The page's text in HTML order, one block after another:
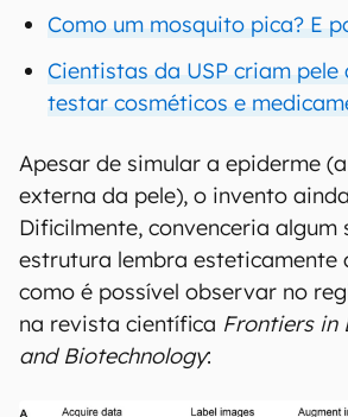
Como um mosquito pica? E
Cientistas da USP criam
testar cosméticos e
Apesar de simular a epiderme
externa da pele), o invento
Dificilmente, convenceria algum
estrutura lembra esteticamente
como é possível observar no
na revista científica Frontiers in
and Biotechnology: